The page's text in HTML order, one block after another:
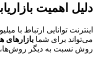
دلیل اهمیت
اینترنت توانایی ارتباط با
میتواند برای شما بازارهای
روش نسبت به دیگر روش